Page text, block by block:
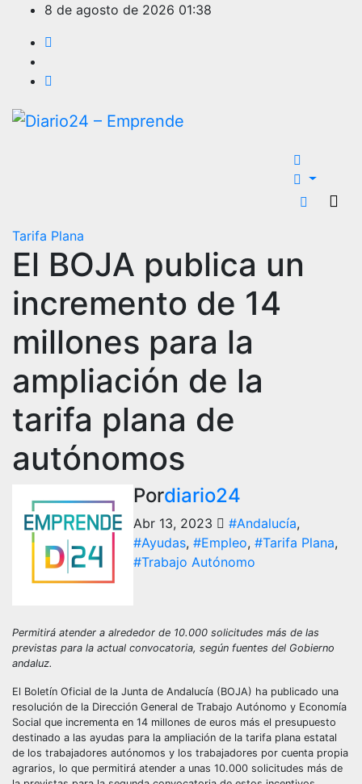
contenido
8 de agosto de 2026 01:38
Tarifa Plana
El BOJA publica un
incremento de 14
millones para la
ampliación de la
tarifa plana de
autónomos
Pordiario24
Abr 13, 2023 #Andalucía,
#Ayudas, #Empleo, #Tarifa Plana,
#Trabajo Autónomo
Permitirá atender a alrededor de 10.000 solicitudes más de las
previstas para la actual convocatoria, según fuentes del Gobierno
andaluz.
El Boletín Oficial de la Junta de Andalucía (BOJA) ha publicado una
resolución de la Dirección General de Trabajo Autónomo y Economía
Social que incrementa en 14 millones de euros más el presupuesto
destinado a las ayudas para la ampliación de la tarifa plana estatal
de los trabajadores autónomos y los trabajadores por cuenta propia
agrarios, lo que permitirá atender a unas 10.000 solicitudes más de